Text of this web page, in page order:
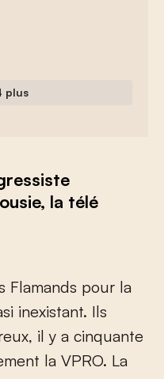
plus
la télé
Flamands pour la
si inexistant. Ils
eux, il y a cinquante
ment la VPRO. La